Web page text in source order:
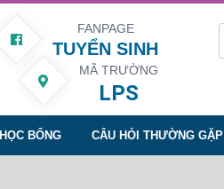
FANPAGE
TUYỂN SINH
MÃ TRƯỜNG
LPS
HỌC BỔNG CÂU HỎI THƯỜNG GẶP